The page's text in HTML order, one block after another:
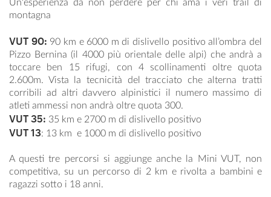
Un'esperienza da non perdere per chi ama i veri trail di
montagna
VUT 90: 90 km e 6000 m di dislivello positivo all’ombra del
Pizzo Bernina (il 4000 più orientale delle alpi) che andrà a
toccare ben 15 rifugi, con 4 scollinamenti oltre quota
2.600m. Vista la tecnicità del tracciato che alterna tratti
corribili ad altri davvero alpinistici il numero massimo di
atleti ammessi non andrà oltre quota 300.
VUT 35: 35 km e 2700 m di dislivello positivo
VUT 13: 13 km e 1000 m di dislivello positivo
A questi tre percorsi si aggiunge anche la Mini VUT, non
competitiva, su un percorso di 2 km e rivolta a bambini e
ragazzi sotto i 18 anni.